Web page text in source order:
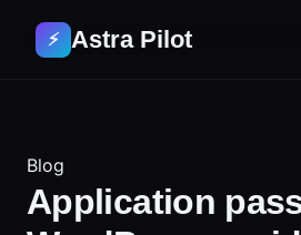
⚡ Astra Pilot
Blog
Application